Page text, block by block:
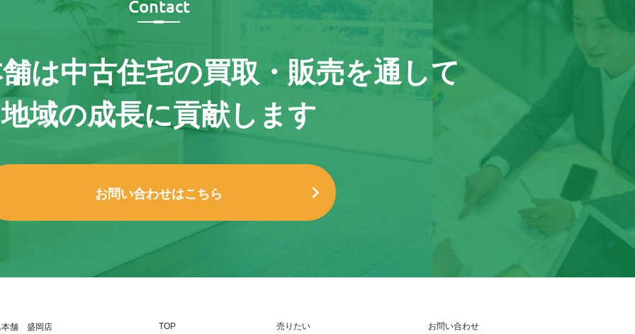
Contact
は中古住宅の買取・販売を通して
地域の成長に貢献します
お問い合わせはこちら
TOP 売りたい お問い合わせ
本舗 盛岡店